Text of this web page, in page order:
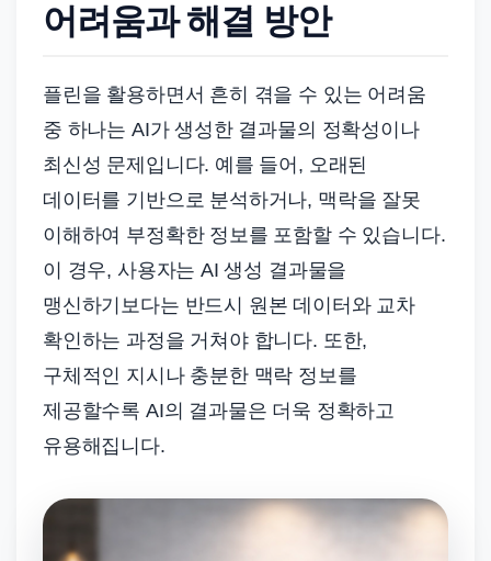
어려움과 해결 방안
플린을 활용하면서 흔히 겪을 수 있는 어려움
중 하나는 AI가 생성한 결과물의 정확성이나
최신성 문제입니다. 예를 들어, 오래된
데이터를 기반으로 분석하거나, 맥락을 잘못
이해하여 부정확한 정보를 포함할 수 있습니다.
이 경우, 사용자는 AI 생성 결과물을
맹신하기보다는 반드시 원본 데이터와 교차
확인하는 과정을 거쳐야 합니다. 또한,
구체적인 지시나 충분한 맥락 정보를
제공할수록 AI의 결과물은 더욱 정확하고
유용해집니다.